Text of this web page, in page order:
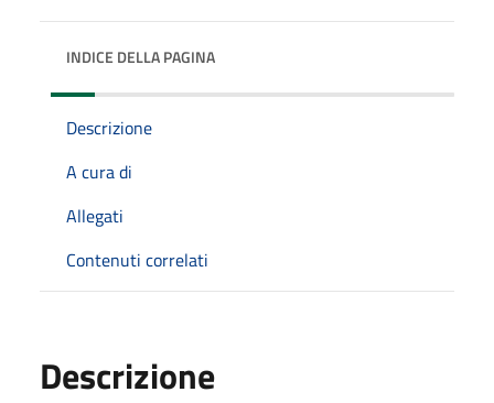
INDICE DELLA PAGINA
Descrizione
A cura di
Allegati
Contenuti correlati
Descrizione